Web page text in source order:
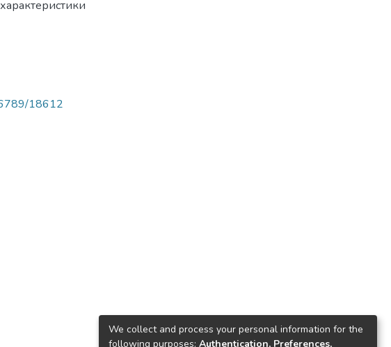
18612
We collect and process your personal information for the
following purposes: Authentication, Preferences,